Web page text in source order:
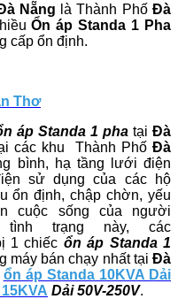
Nẵng là Thành PhốĐà
Ổn áp Standa 1 Pha
cấp ổn định.
Thơ
áp Standa 1 pha tại Đà
các khu Thành Phố Đà
bình, hạ tầng lưới điện
sử dụng của các hộ
ổn định, chập chờn, yếu
cuộc sống của người
trạng này, các
1 chiếc ổn áp Standa 1
máy bán chạy nhất tại Đà
ổn áp Standa 10KVA Dải
Dải 50V-250V.